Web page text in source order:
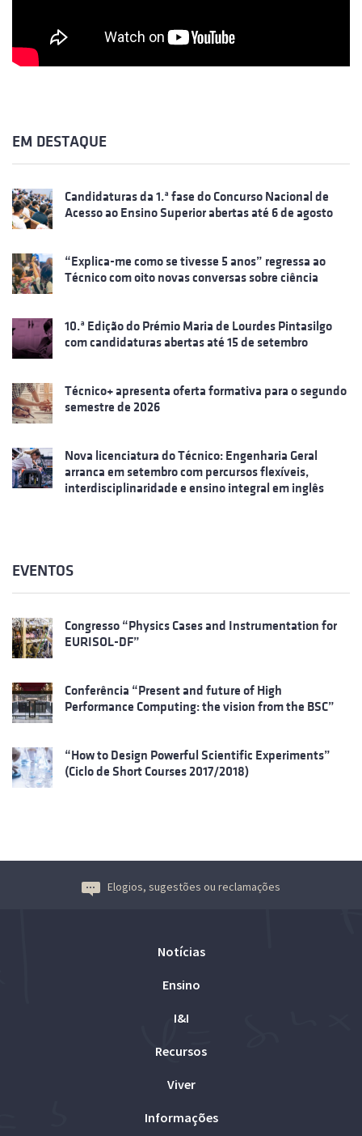
EM DESTAQUE
Candidaturas da 1.ª fase do Concurso Nacional de
Acesso ao Ensino Superior abertas até 6 de agosto
“Explica-me como se tivesse 5 anos” regressa ao
Técnico com oito novas conversas sobre ciência
10.ª Edição do Prémio Maria de Lourdes Pintasilgo
com candidaturas abertas até 15 de setembro
Técnico+ apresenta oferta formativa para o segundo
semestre de 2026
Nova licenciatura do Técnico: Engenharia Geral
arranca em setembro com percursos flexíveis,
interdisciplinaridade e ensino integral em inglês
EVENTOS
Congresso “Physics Cases and Instrumentation for
EURISOL-DF”
Conferência “Present and future of High
Performance Computing: the vision from the BSC”
“How to Design Powerful Scientific Experiments”
(Ciclo de Short Courses 2017/2018)
Elogios, sugestões ou reclamações
Notícias
Ensino
I&I
Recursos
Viver
Informações